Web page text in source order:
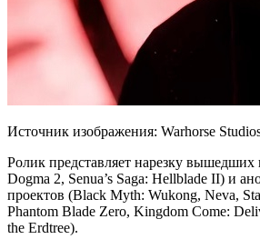
Источник изображения: Warhorse
Ролик представляет нарезку вышедших
Dogma 2, Senua’s Saga: Hellblade II) и
проектов (Black Myth: Wukong, Neva,
Phantom Blade Zero, Kingdom Come:
the Erdtree).